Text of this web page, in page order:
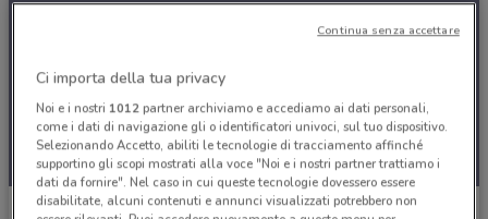
LaFeltrinelli
Ci importa della tua privacy
Noi e i nostri 1012partner archiviamo e accediamo ai dati personali,
come i dati di navigazione gli o identificatori univoci, sul tuo dispositivo.
Selezionando Accetto, abiliti le tecnologie di tracciamento affinché
supportino gli scopi mostrati alla voce "Noi e i nostri partner trattiamo i
dati da fornire". Nel caso in cui queste tecnologie dovessero essere
disabilitate, alcuni contenuti e annunci visualizzati potrebbero non
Continua senza accettare